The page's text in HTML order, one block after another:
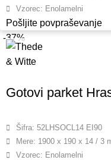
Vzorec: Enolamelni
Pošljite povpraševanje
-37%
Gotovi parket
Šifra: 52LHSOCL14 EI90
Mere: 1900 x 190 x 14 / 3
Vzorec: Enolamelni